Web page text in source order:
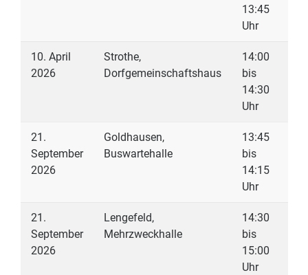
13:45
Uhr
10. April
2026
Strothe,
Dorfgemeinschaftshaus
14:00
bis
14:30
Uhr
21.
September
2026
Goldhausen,
Buswartehalle
13:45
bis
14:15
Uhr
21.
September
2026
Lengefeld,
Mehrzweckhalle
14:30
bis
15:00
Uhr